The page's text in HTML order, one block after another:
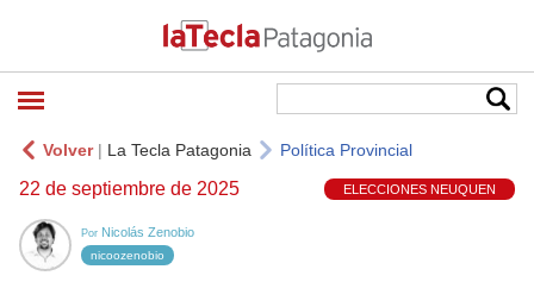
Volver| La Tecla Patagonia Política Provincial
22 de septiembre de 2025 ELECCIONES NEUQUEN
Por Nicolás Zenobio
nicoozenobio